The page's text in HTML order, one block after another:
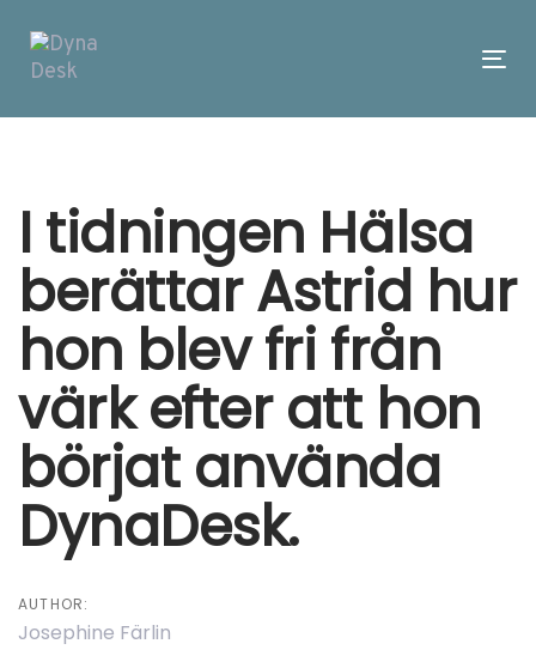
links
primary
I tidningen Hälsa
berättar Astrid hur
hon blev fri från
värk efter att hon
börjat använda
DynaDesk.
AUTHOR:
Josephine Färlin
navigation